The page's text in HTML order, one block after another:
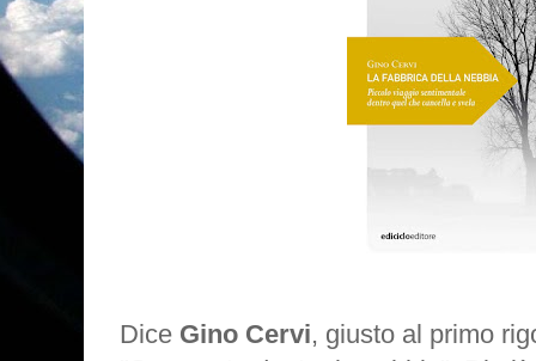
Dice Gino Cervi, giusto al primo